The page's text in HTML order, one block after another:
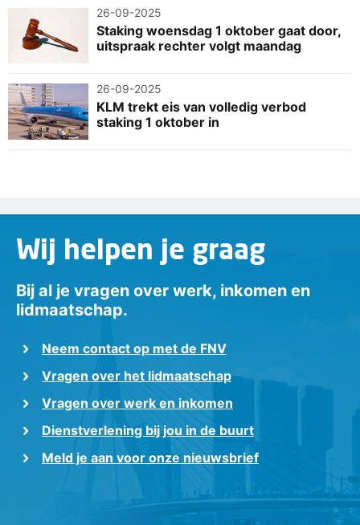
26-09-2025
Staking woensdag 1 oktober gaat door,
uitspraak rechter volgt maandag
26-09-2025
KLM trekt eis van volledig verbod
staking 1 oktober in
Wij helpen je graag
Bij al je vragen over werk, inkomen en
lidmaatschap.
Neem contact op met de FNV
Vragen over het lidmaatschap
Vragen over werk en inkomen
Dienstverlening bij jou in de buurt
Meld je aan voor onze nieuwsbrief